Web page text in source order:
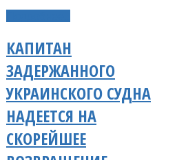
КАПИТАН
ЗАДЕРЖАННОГО
УКРАИНСКОГО СУДНА
НАДЕЕТСЯ НА
СКОРЕЙШЕЕ